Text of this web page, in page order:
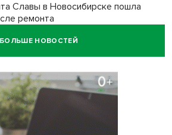
Славы в Новосибирске пошла
ремонта
БОЛЬШЕ НОВОСТЕЙ